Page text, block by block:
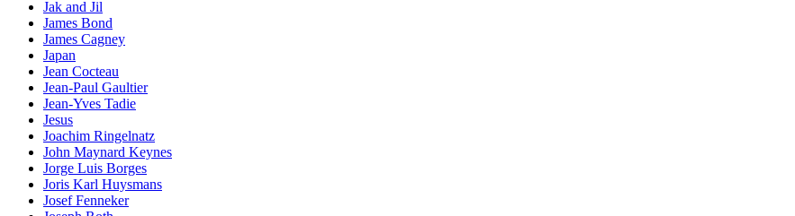
Jak and Jil
James Bond
James Cagney
Japan
Jean Cocteau
Jean-Paul Gaultier
Jean-Yves Tadie
Jesus
Joachim Ringelnatz
John Maynard Keynes
Jorge Luis Borges
Joris Karl Huysmans
Josef Fenneker